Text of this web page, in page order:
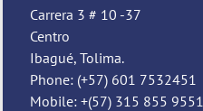
Carrera 3 # 10 -37
Centro
Ibagué, Tolima.
Phone: (+57) 601 7532451
Mobile: +(57) 315 855 9551